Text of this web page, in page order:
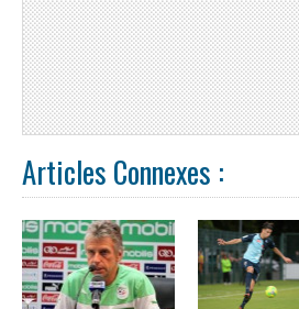
Articles Connexes :